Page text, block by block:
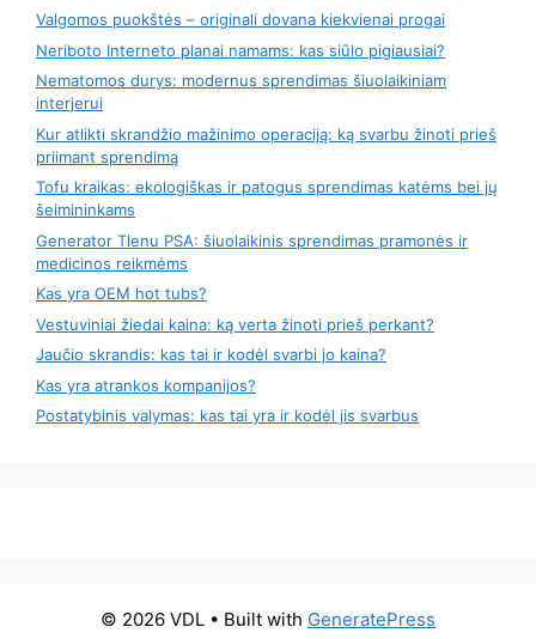
Valgomos puokštės – originali dovana kiekvienai progai
Neriboto Interneto planai namams: kas siūlo pigiausiai?
Nematomos durys: modernus sprendimas šiuolaikiniam
interjerui
Kur atlikti skrandžio mažinimo operaciją: ką svarbu žinoti prieš
priimant sprendimą
Tofu kraikas: ekologiškas ir patogus sprendimas katėms bei jų
šeimininkams
Generator Tlenu PSA: šiuolaikinis sprendimas pramonės ir
medicinos reikmėms
Kas yra OEM hot tubs?
Vestuviniai žiedai kaina: ką verta žinoti prieš perkant?
Jaučio skrandis: kas tai ir kodėl svarbi jo kaina?
Kas yra atrankos kompanijos?
Postatybinis valymas: kas tai yra ir kodėl jis svarbus
© 2026 VDL • Built with GeneratePress